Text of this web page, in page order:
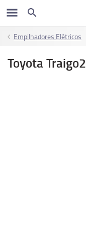
Empilhadores Elétricos
Toyota